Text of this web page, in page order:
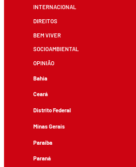
INTERNACIONAL
DIREITOS
BEM VIVER
SOCIOAMBIENTAL
OPINIÃO
Bahia
Ceará
Distrito Federal
Minas Gerais
Paraíba
Paraná